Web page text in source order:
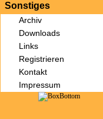
Sonstiges
Archiv
Downloads
Links
Registrieren
Kontakt
Impressum